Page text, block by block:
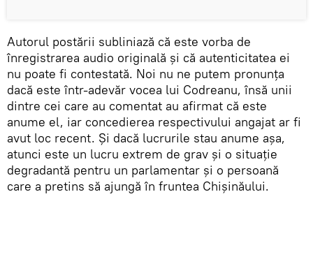
Autorul postării subliniază că este vorba de
înregistrarea audio originală și că autenticitatea ei
nu poate fi contestată. Noi nu ne putem pronunța
dacă este într-adevăr vocea lui Codreanu, însă unii
dintre cei care au comentat au afirmat că este
anume el, iar concedierea respectivului angajat ar fi
avut loc recent. Și dacă lucrurile stau anume așa,
atunci este un lucru extrem de grav și o situație
degradantă pentru un parlamentar și o persoană
care a pretins să ajungă în fruntea Chișinăului.